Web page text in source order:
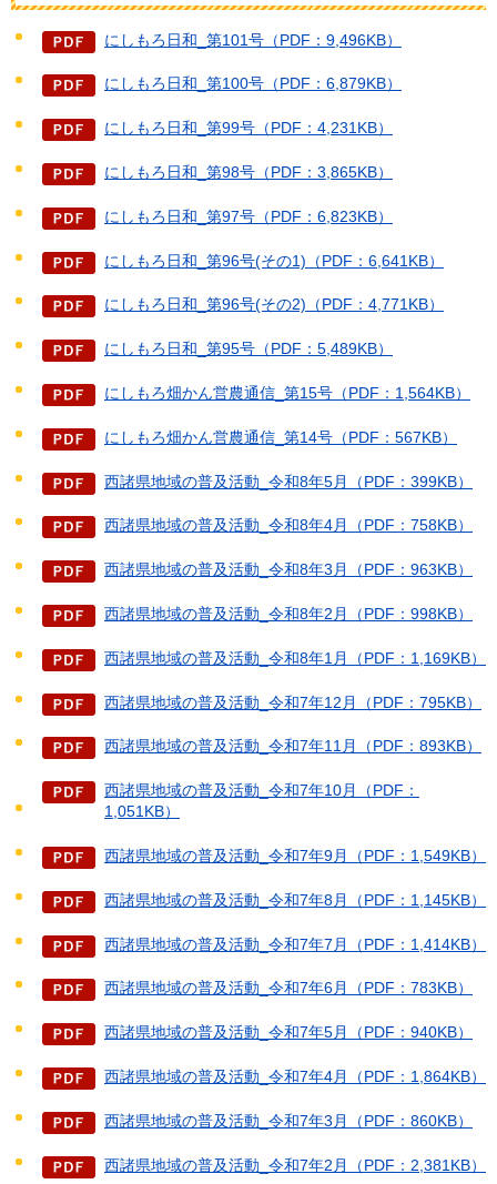
にしもろ日和_第101号（PDF：9,496KB）
にしもろ日和_第100号（PDF：6,879KB）
にしもろ日和_第99号（PDF：4,231KB）
にしもろ日和_第98号（PDF：3,865KB）
にしもろ日和_第97号（PDF：6,823KB）
にしもろ日和_第96号(その1)（PDF：6,641KB）
にしもろ日和_第96号(その2)（PDF：4,771KB）
にしもろ日和_第95号（PDF：5,489KB）
にしもろ畑かん営農通信_第15号（PDF：1,564KB）
にしもろ畑かん営農通信_第14号（PDF：567KB）
西諸県地域の普及活動_令和8年5月（PDF：399KB）
西諸県地域の普及活動_令和8年4月（PDF：758KB）
西諸県地域の普及活動_令和8年3月（PDF：963KB）
西諸県地域の普及活動_令和8年2月（PDF：998KB）
西諸県地域の普及活動_令和8年1月（PDF：1,169KB）
西諸県地域の普及活動_令和7年12月（PDF：795KB）
西諸県地域の普及活動_令和7年11月（PDF：893KB）
西諸県地域の普及活動_令和7年10月（PDF：
1,051KB）
西諸県地域の普及活動_令和7年9月（PDF：1,549KB）
西諸県地域の普及活動_令和7年8月（PDF：1,145KB）
西諸県地域の普及活動_令和7年7月（PDF：1,414KB）
西諸県地域の普及活動_令和7年6月（PDF：783KB）
西諸県地域の普及活動_令和7年5月（PDF：940KB）
西諸県地域の普及活動_令和7年4月（PDF：1,864KB）
西諸県地域の普及活動_令和7年3月（PDF：860KB）
西諸県地域の普及活動_令和7年2月（PDF：2,381KB）